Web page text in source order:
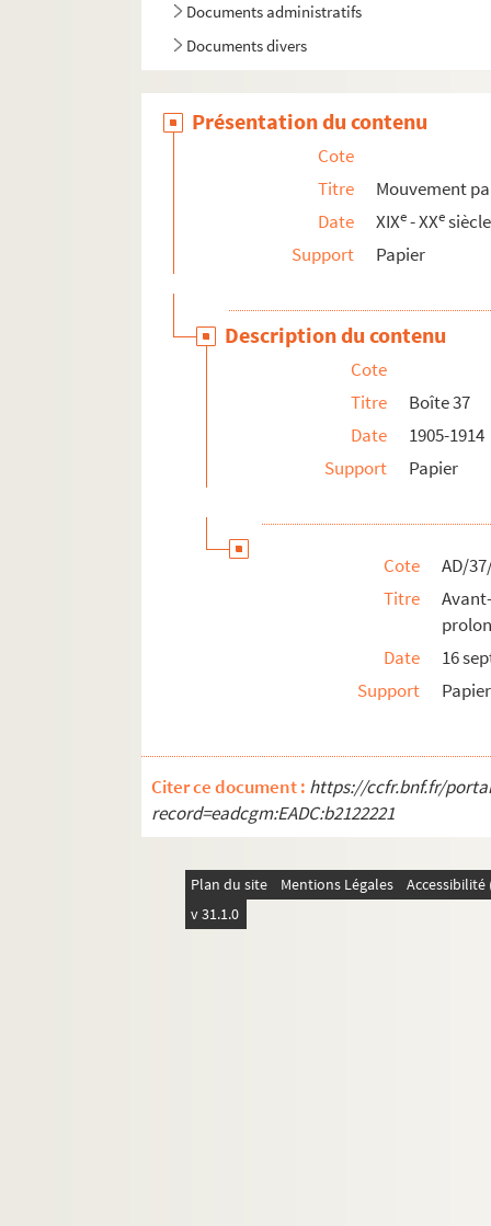
Documents administratifs
Documents divers
Présentation du contenu
Cote
Titre
Mouvement
Date
XIXe- XXe
Support
Papier
Description du contenu
Cote
Titre
Boîte 37
Date
1905-1914
Support
Papier
Cote
AD/
Titre
Date
16
Support
Papier
Citer ce document : https://ccfr.bnf.fr/
record=eadcgm:EADC:b2122221
Plan du site Mentions Légales
v 31.1.0